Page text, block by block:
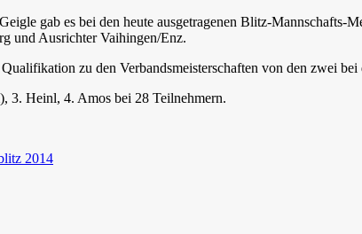
gab es bei den heute ausgetragenen Blitz-
und Ausrichter Vaihingen/Enz.
zu den Verbandsmeisterschaften von den zwei
3. Heinl, 4. Amos bei 28 Teilnehmern.
2014